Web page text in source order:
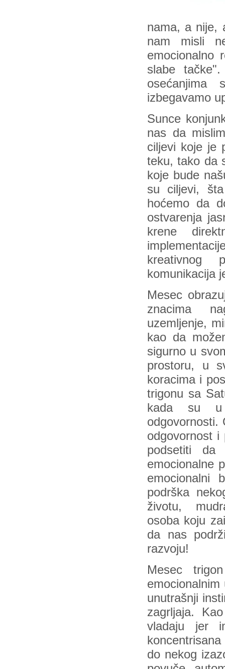
nama, a nije,
nam misli
emocionalno
slabe
osećanjima
izbegavamo
Sunce
nas da
ciljevi koje je
teku, tako da
koje bude
su ciljevi,
hoćemo da
ostvarenja
krene
kreativnog
komunikacija
Mesec
znacima
uzemljenje,
kao da
sigurno u
prostoru, u
koracima i
trigonu sa
kada su u
odgovornosti.
odgovornost
podsetiti
emocionalne
emocionalni
podrška
životu,
osoba koju
da nas
razvoju!
Mesec
unutrašnji
zagrljaja.
vladaju jer
do nekog